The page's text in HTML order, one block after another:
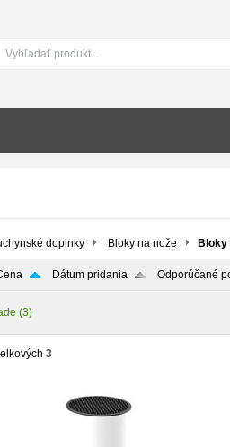
doplnky Bloky na nože Bloky
Dátum pridania Odporúčané
(3)
3